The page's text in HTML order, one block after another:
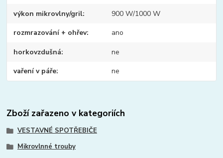
výkon mikrovlny/gril 900 W/1000 W
rozmrazování + ohřev ano
horkovzdušná ne
vaření v páře ne
Zboží zařazeno v kategoriích
VESTAVNÉ SPOTŘEBIČE
Mikrovlnné trouby